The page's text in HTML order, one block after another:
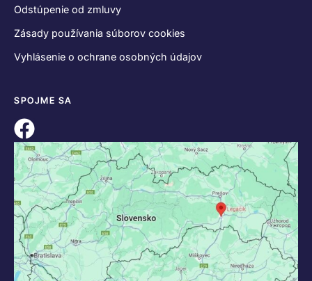
Odstúpenie od zmluvy
Zásady používania súborov cookies
Vyhlásenie o ochrane osobných údajov
SPOJME SA